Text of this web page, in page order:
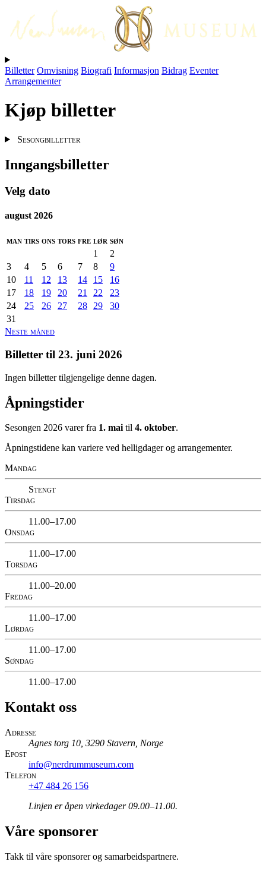
Billetter Omvisning Biografi Informasjon Bidrag Eventer
Arrangementer
Kjøp billetter
Sesongbilletter
Inngangsbilletter
Velg dato
august 2026
man tirs ons tors fre lør søn
1
2
3
4 5 6 7 8
9
10
11 12 13 14 15
16
17
18 19 20 21 22
23
24
25 26 27 28 29
30
31
Neste måned
Billetter til 23. juni 2026
Ingen billetter tilgjengelige denne dagen.
Åpningstider
Sesongen 2026 varer fra 1. maitil 4. oktober.
Åpningstidene kan variere ved helligdager og arrangementer.
Mandag
Stengt
Tirsdag
11.00–17.00
Onsdag
11.00–17.00
Torsdag
11.00–20.00
Fredag
11.00–17.00
Lørdag
11.00–17.00
Søndag
11.00–17.00
Kontakt oss
Adresse
Agnes torg 10, 3290 Stavern, Norge
Epost
info@nerdrummuseum.com
Telefon
+47 484 26 156
Linjen er åpen virkedager 09.00–11.00.
Våre sponsorer
Takk til våre sponsorer og samarbeidspartnere.